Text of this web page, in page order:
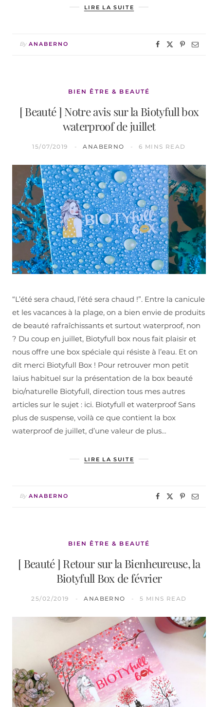
LIRE LA SUITE
By ANABERNO
BIEN ÊTRE & BEAUTÉ
[ Beauté ] Notre avis sur la Biotyfull box
waterproof de juillet
15/07/2019 ANABERNO 6 MINS READ
“L’été sera chaud, l’été sera chaud !”. Entre la canicule
et les vacances à la plage, on a bien envie de produits
de beauté rafraîchissants et surtout waterproof, non
? Du coup en juillet, Biotyfull box nous fait plaisir et
nous offre une box spéciale qui résiste à l’eau. Et on
dit merci Biotyfull Box ! Pour retrouver mon petit
laïus habituel sur la présentation de la box beauté
bio/naturelle Biotyfull, direction tous mes autres
articles sur le sujet : ici. Biotyfull et waterproof Sans
plus de suspense, voilà ce que contient la box
waterproof de juillet, d’une valeur de plus…
LIRE LA SUITE
By ANABERNO
BIEN ÊTRE & BEAUTÉ
[ Beauté ] Retour sur la Bienheureuse, la
Biotyfull Box de février
25/02/2019 ANABERNO 5 MINS READ